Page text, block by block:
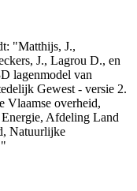
"Matthijs, J.,
J., Lagrou D., en
lagenmodel van
Gewest - versie 2.
Vlaamse overheid,
Afdeling Land
Natuurlijke